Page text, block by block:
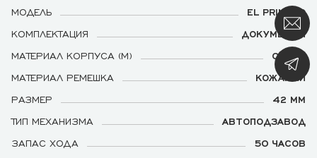
МОДЕЛЬ
EL PRIMERO
КОМПЛЕКТАЦИЯ
ДОКУМЕНТЫ
МАТЕРИАЛ КОРПУСА (М)
СТАЛЬ
МАТЕРИАЛ РЕМЕШКА
КОЖАНЫЙ
РАЗМЕР
42 ММ
ТИП МЕХАНИЗМА
АВТОПОДЗАВОД
ЗАПАС ХОДА
50 ЧАСОВ